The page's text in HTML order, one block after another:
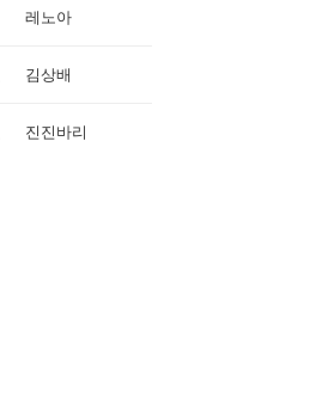
레노아
김상배
진진바리